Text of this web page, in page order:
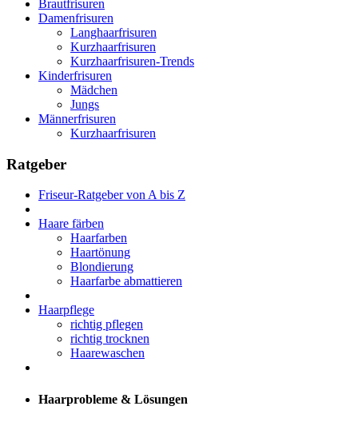
Brautfrisuren
Damenfrisuren
Langhaarfrisuren
Kurzhaarfrisuren
Kurzhaarfrisuren-Trends
Kinderfrisuren
Mädchen
Jungs
Männerfrisuren
Kurzhaarfrisuren
Ratgeber
Friseur-Ratgeber von A bis Z
Haare färben
Haarfarben
Haartönung
Blondierung
Haarfarbe abmattieren
Haarpflege
richtig pflegen
richtig trocknen
Haarewaschen
Haarprobleme & Lösungen